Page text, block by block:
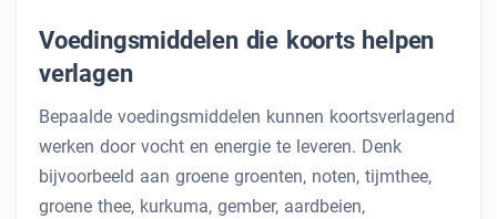
Voedingsmiddelen die koorts helpen
verlagen
Bepaalde voedingsmiddelen kunnen koortsverlagend
werken door vocht en energie te leveren. Denk
bijvoorbeeld aan groene groenten, noten, tijmthee,
groene thee, kurkuma, gember, aardbeien,